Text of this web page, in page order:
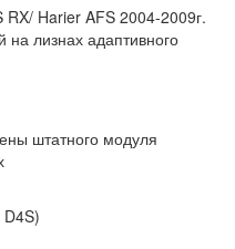
Harier AFS 2004-2009г.
лизнах адаптивного
штатного модуля